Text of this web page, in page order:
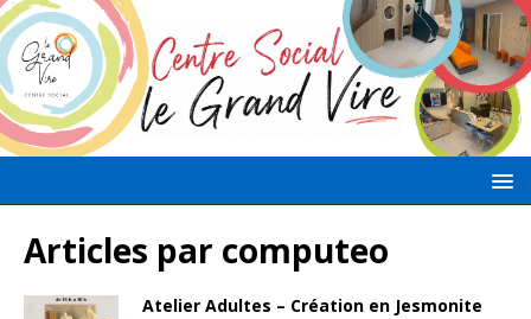
Articles par computeo
Atelier Adultes – Création en Jesmonite